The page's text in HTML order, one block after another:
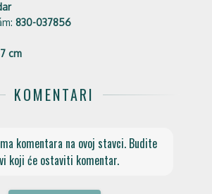
830-037856
cm
KOMENTARI
komentara na ovoj stavci. Budite
koji će ostaviti komentar.